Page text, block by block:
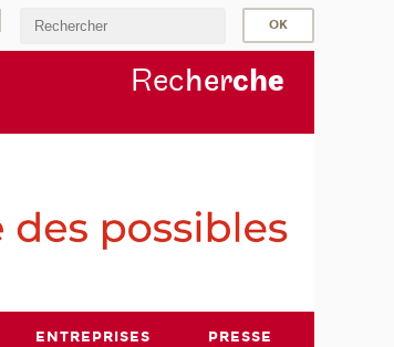
Recherche
ENTREPRISES PRESSE